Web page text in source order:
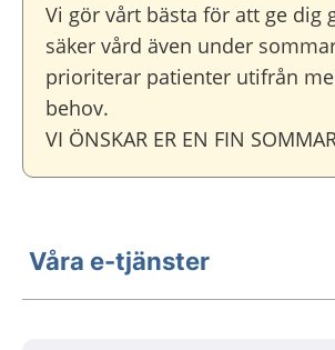
Vi gör vårt bästa för att ge dig
säker vård även under
prioriterar patienter utifrån
behov.
VI ÖNSKAR ER EN FIN
Våra e-tjänster